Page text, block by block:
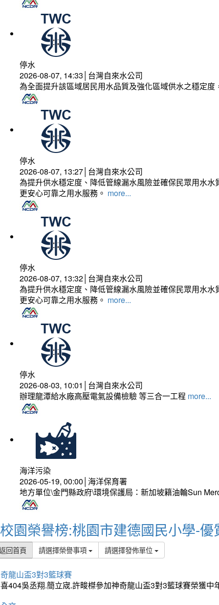
停水
2026-08-07, 14:33│台灣自來水公司
為全面提升該區域居民用水品質及強化區域供水之穩定
停水
2026-08-07, 13:27│台灣自來水公司
為提升供水穩定度、降低管線漏水風險並確保民眾用水
更安心可靠之用水服務。 more...
停水
2026-08-07, 13:32│台灣自來水公司
為提升供水穩定度、降低管線漏水風險並確保民眾用水
更安心可靠之用水服務。 more...
停水
2026-08-03, 10:01│台灣自來水公司
辦理龍潭給水廠高壓電氣設備檢驗 等三合一工程 more...
海洋污染
2026-05-19, 00:00│海洋保育署
地方單位\金門縣政府\環境保護局：新加坡籍油輪Sun
校園榮譽榜:桃園市建德國民小學-優
回首頁 請選擇榮譽事項 請選擇發佈單位
龍山盃3對3籃球賽
404吳丞翔.簡立宬.許畯榤參加神奇龍山盃3對3籃球賽榮獲中